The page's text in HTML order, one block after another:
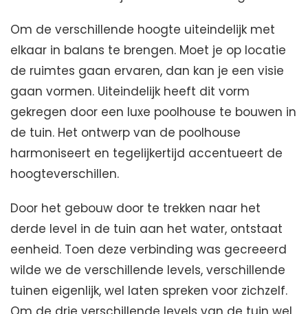
Om de verschillende hoogte uiteindelijk met
elkaar in balans te brengen. Moet je op locatie
de ruimtes gaan ervaren, dan kan je een visie
gaan vormen. Uiteindelijk heeft dit vorm
gekregen door een luxe poolhouse te bouwen in
de tuin. Het ontwerp van de poolhouse
harmoniseert en tegelijkertijd accentueert de
hoogteverschillen.
Door het gebouw door te trekken naar het
derde level in de tuin aan het water, ontstaat
eenheid. Toen deze verbinding was gecreeerd
wilde we de verschillende levels, verschillende
tuinen eigenlijk, wel laten spreken voor zichzelf.